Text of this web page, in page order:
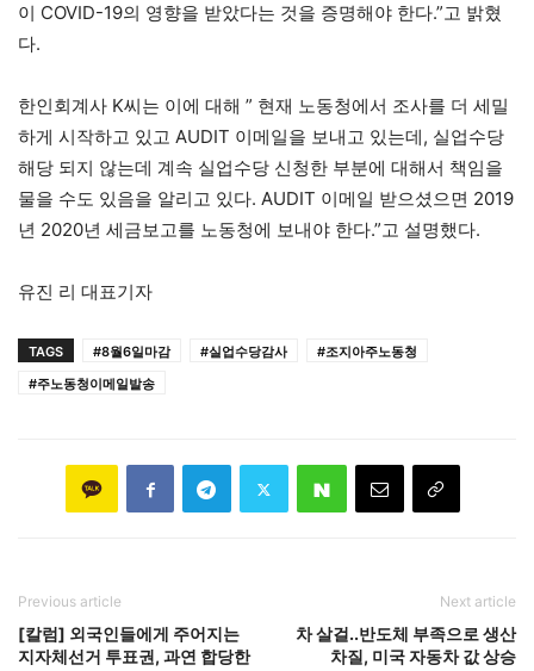
이 COVID-19의 영향을 받았다는 것을 증명해야 한다.”고 밝혔
다.
한인회계사 K씨는 이에 대해 ” 현재 노동청에서 조사를 더 세밀
하게 시작하고 있고 AUDIT 이메일을 보내고 있는데, 실업수당
해당 되지 않는데 계속 실업수당 신청한 부분에 대해서 책임을
물을 수도 있음을 알리고 있다. AUDIT 이메일 받으셨으면 2019
년 2020년 세금보고를 노동청에 보내야 한다.”고 설명했다.
유진 리 대표기자
TAGS #8월6일마감 #실업수당감사
#조지아주노동청
#주노동청이메일발송
Previous article
[칼럼] 외국인들에게 주어지는
지자체선거 투표권, 과연 합당한
Next article
차 살걸..반도체 부족으로 생산
차질, 미국 자동차 값 상승